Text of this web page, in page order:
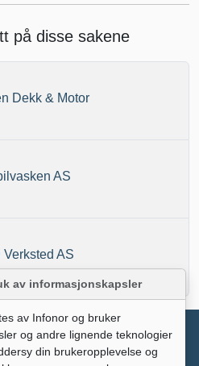
på disse sakene
Dekk & Motor
AS
Verksted AS
av informasjonskapsler
av Infonor og bruker
og andre lignende teknologier
din brukeropplevelse og